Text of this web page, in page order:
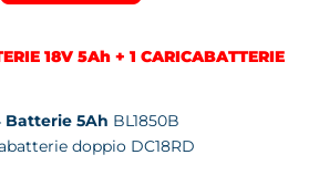
18V 5Ah + 1 CARICABATTERIE
Batterie 5Ah BL1850B
doppio DC18RD